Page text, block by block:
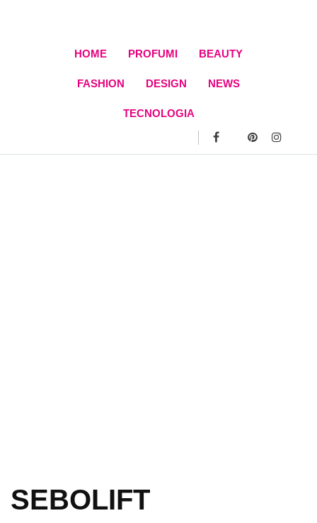
HOME PROFUMI BEAUTY
FASHION DESIGN NEWS
TECNOLOGIA
SEBOLIFT